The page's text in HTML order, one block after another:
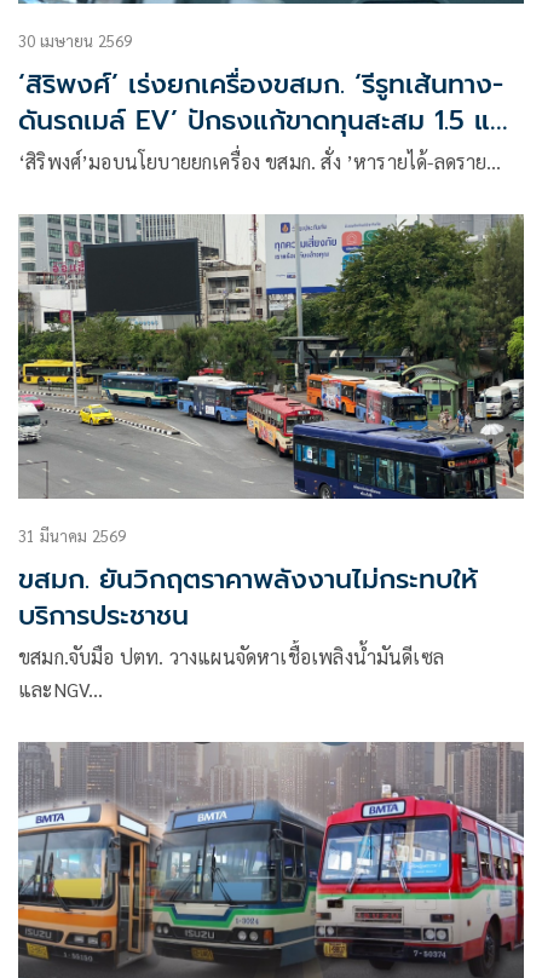
30 เมษายน 2569
‘สิริพงศ์’ เร่งยกเครื่องขสมก. ‘รีรูทเส้นทาง-
ดันรถเมล์ EV’ ปักธงแก้ขาดทุนสะสม 1.5 แสน
ล้าน
‘สิริพงศ์’มอบนโยบายยกเครื่อง ขสมก. สั่ง ’หารายได้-ลดราย…
31 มีนาคม 2569
ขสมก. ยันวิกฤตราคาพลังงานไม่กระทบให้
บริการประชาชน
ขสมก.จับมือ ปตท. วางแผนจัดหาเชื้อเพลิงน้ำมันดีเซล
และNGV…